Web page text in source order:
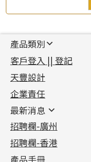
產品類別
新產品
足金系列
足金配件
機織鏈系列
珠仔鏈
镶口链
管狀網鏈
十字車花鏈系列
十字閃O鏈系列
十字錘打鏈系列
首飾配件
耳環類配件
卷迫系列
螺絲迫系列
梅花迫系列
平臺迫系列
鏈類配件
動感車花吊墜
調節珠系列
生圈扣系列
其他類配件
珠盤系列
袖口鈕系列
珠類配件
無孔光身珠
鑲口類
四爪頭系列
六爪頭系列
車花片
動感車花片
首飾系列
手镯系列
戒指系列
空心耳環
貴金屬原料
千足金
記憶金屬系列
記憶戒指
客戶登入 || 登記
天豐設計
企業責任
最新消息
最新消息
各項證書(2)
相片集(9)
招聘欄-廣州
招聘欄-香港
產品手冊